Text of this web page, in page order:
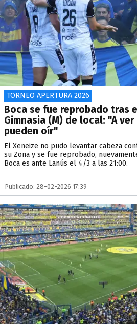
TORNEO APERTURA 2026
Boca se fue reprobado tras
Gimnasia (M) de local: "A
pueden oír"
El Xeneize no pudo levantar cabeza
su Zona y se fue reprobado,
Boca es ante Lanús el 4/3 a las 21:00.
Publicado: 28-02-2026 17:39